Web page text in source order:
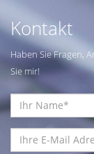
Kontakt
Haben Sie Fragen,
Sie mir!